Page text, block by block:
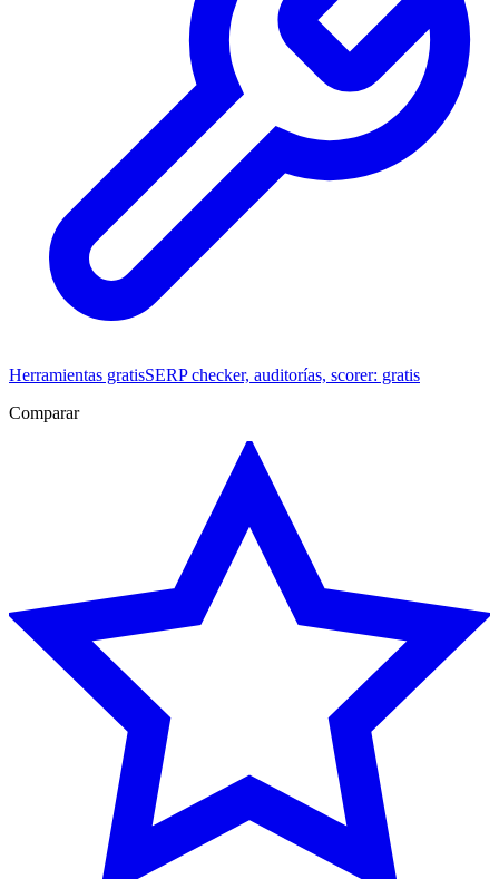
Herramientas gratisSERP checker, auditorías, scorer: gratis
Comparar